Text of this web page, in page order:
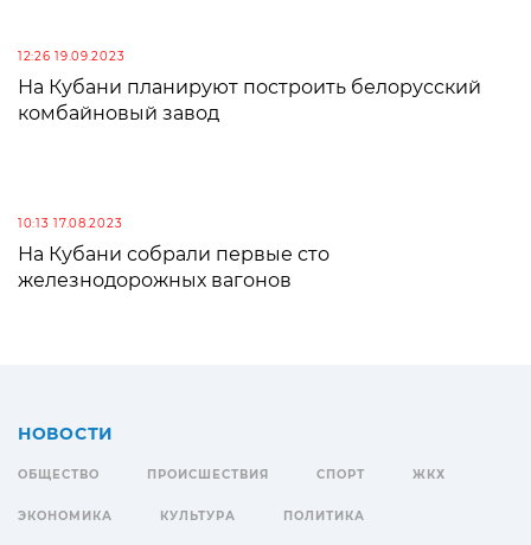
12:26 19.09.2023
На Кубани планируют построить белорусский
комбайновый завод
10:13 17.08.2023
На Кубани собрали первые сто
железнодорожных вагонов
НОВОСТИ
ОБЩЕСТВО ПРОИСШЕСТВИЯ СПОРТ ЖКХ
ЭКОНОМИКА КУЛЬТУРА ПОЛИТИКА